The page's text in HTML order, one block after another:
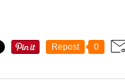
Repost 0